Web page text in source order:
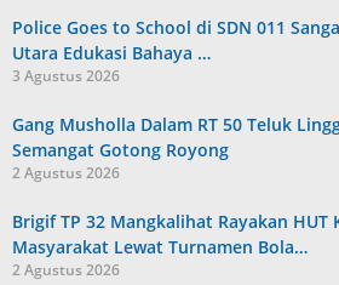
Police Goes to School di SDN 011
Utara Edukasi Bahaya …
3 Agustus 2026
Gang Musholla Dalam RT 50 Teluk
Semangat Gotong Royong
2 Agustus 2026
Brigif TP 32 Mangkalihat Rayakan HUT
Masyarakat Lewat Turnamen Bola…
2 Agustus 2026